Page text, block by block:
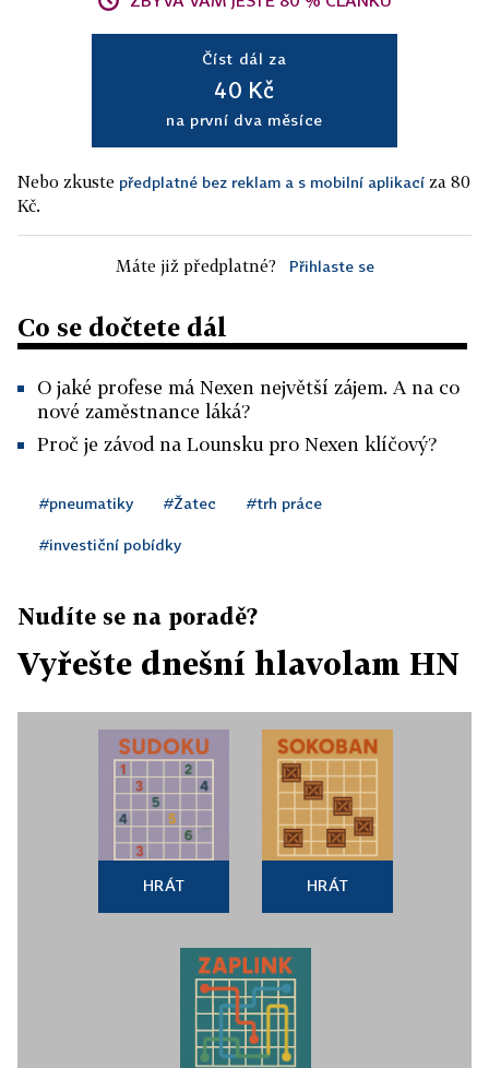
Číst dál za
40 Kč
na první dva měsíce
Nebo zkuste předplatné bez reklam a s mobilní aplikací za 80
Kč.
Máte již předplatné? Přihlaste se
Co se dočtete dál
O jaké profese má Nexen největší zájem. A na co
nové zaměstnance láká?
Proč je závod na Lounsku pro Nexen klíčový?
#pneumatiky #Žatec #trh práce
#investiční pobídky
Nudíte se na poradě?
Vyřešte dnešní hlavolam HN
HRÁT HRÁT